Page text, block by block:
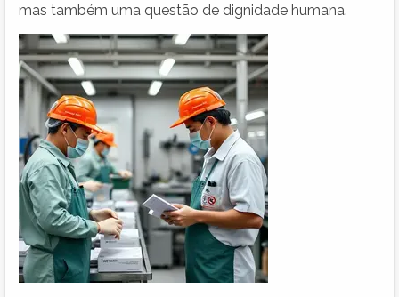
mas também uma questão de dignidade humana.